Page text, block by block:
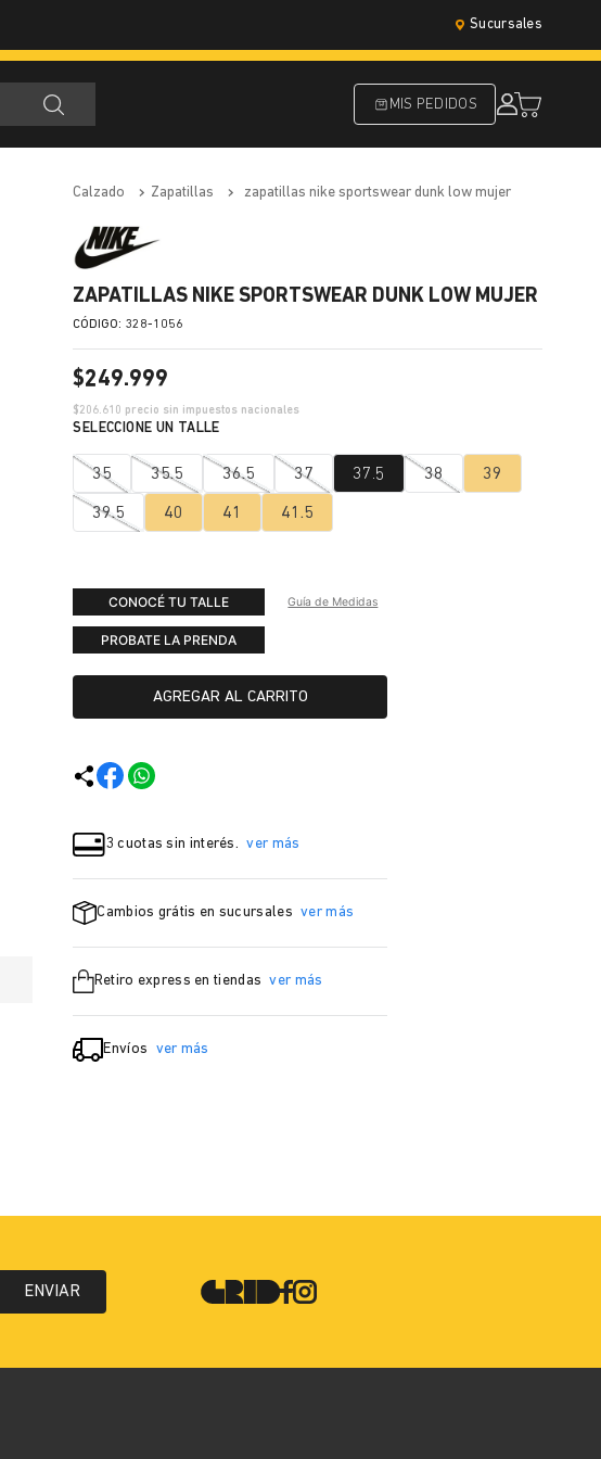
Sucursales
MIS PEDIDOS
calzado zapatillas zapatillas nike sportswear dunk low mujer
ZAPATILLAS NIKE SPORTSWEAR DUNK LOW MUJER
: 328-1056
$249.999
$206.610 precio sin impuestos nacionales
35 35.5 36.5 37 37.5 38 39
39.5 40 41 41.5
CONOCÉ TU TALLE Guía de Medidas
PROBATE LA PRENDA
AGREGAR AL CARRITO
3 cuotas sin interés. ver más
Cambios grátis en sucursales ver más
Retiro express en tiendas ver más
Envíos ver más
ENVIAR